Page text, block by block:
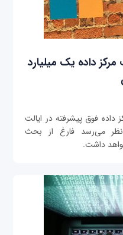
داده یک میلیارد
فوق پیشرفته در ایالت
می‌رسد فارغ از بحث
داشت.